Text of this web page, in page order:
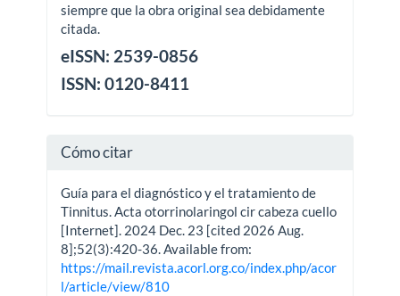
siempre que la obra original sea debidamente
citada.
eISSN: 2539-0856
ISSN: 0120-8411
Cómo citar
Guía para el diagnóstico y el tratamiento de
Tinnitus. Acta otorrinolaringol cir cabeza cuello
[Internet]. 2024 Dec. 23 [cited 2026 Aug.
8];52(3):420-36. Available from:
https://mail.revista.acorl.org.co/index.php/acor
l/article/view/810